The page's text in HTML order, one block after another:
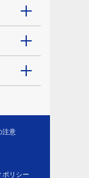
注意
ポリシー